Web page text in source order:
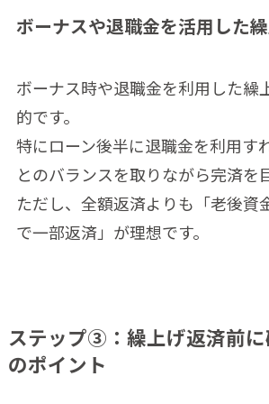
ボーナスや退職金を活用した
ボーナス時や退職金を利用した繰
的です。
特にローン後半に退職金を利用す
とのバランスを取りながら完済を
ただし、全額返済よりも「老後資
で一部返済」が理想です。
ステップ③：繰上げ返済前
のポイント